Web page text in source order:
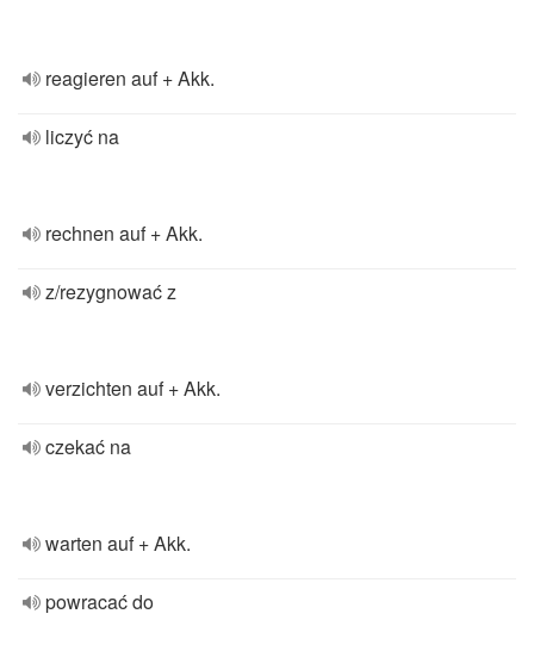
reagieren auf + Akk.
liczyć na
rechnen auf + Akk.
z/rezygnować z
verzichten auf + Akk.
czekać na
warten auf + Akk.
powracać do